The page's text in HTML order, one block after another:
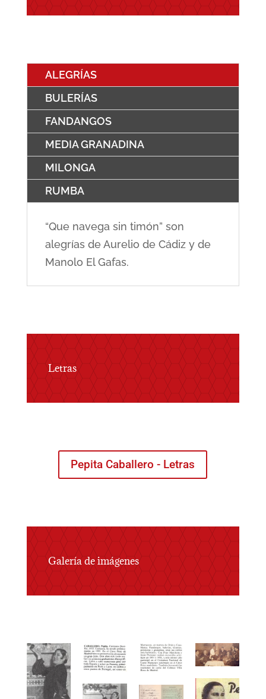
ALEGRÍAS
BULERÍAS
FANDANGOS
MEDIA GRANADINA
MILONGA
RUMBA
“Que navega sin timón” son
alegrías de Aurelio de Cádiz y de
Manolo El Gafas.
Letras
Pepita Caballero - Letras
Galería de imágenes